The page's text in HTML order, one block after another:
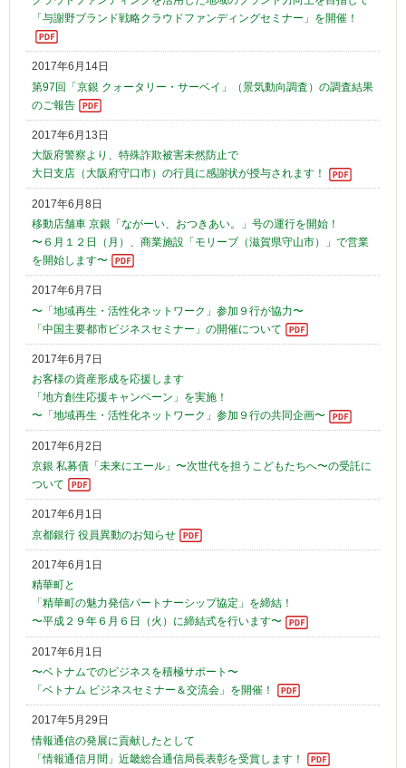
「与謝野ブランド戦略クラウドファンディングセミナー」を開催！
2017年6月14日
第97回「京銀 クォータリー・サーベイ」（景気動向調査）の調査結果
のご報告
2017年6月13日
大阪府警察より、特殊詐欺被害未然防止で
大日支店（大阪府守口市）の行員に感謝状が授与されます！
2017年6月8日
移動店舗車 京銀「ながーい、おつきあい。」号の運行を開始！
〜６月１２日（月）、商業施設「モリーブ（滋賀県守山市）」で営業
を開始します〜
2017年6月7日
〜「地域再生・活性化ネットワーク」参加９行が協力〜
「中国主要都市ビジネスセミナー」の開催について
2017年6月7日
お客様の資産形成を応援します
「地方創生応援キャンペーン」を実施！
〜「地域再生・活性化ネットワーク」参加９行の共同企画〜
2017年6月2日
京銀 私募債「未来にエール」〜次世代を担うこどもたちへ〜の受託に
ついて
2017年6月1日
京都銀行 役員異動のお知らせ
2017年6月1日
精華町と
「精華町の魅力発信パートナーシップ協定」を締結！
〜平成２９年６月６日（火）に締結式を行います〜
2017年6月1日
〜ベトナムでのビジネスを積極サポート〜
「ベトナム ビジネスセミナー＆交流会」を開催！
2017年5月29日
情報通信の発展に貢献したとして
「情報通信月間」近畿総合通信局長表彰を受賞します！